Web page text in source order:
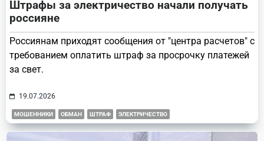
Штрафы за электричество начали получать
россияне
Россиянам приходят сообщения от "центра расчетов" с
требованием оплатить штраф за просрочку платежей
за свет.
19.07.2026
МОШЕННИКИ ОБМАН ШТРАФ ЭЛЕКТРИЧЕСТВО